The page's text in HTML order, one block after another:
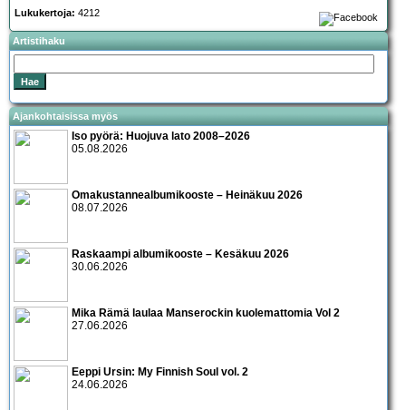
Lukukertoja: 4212
Artistihaku
Ajankohtaisissa myös
Iso pyörä: Huojuva lato 2008–2026
05.08.2026
Omakustannealbumikooste – Heinäkuu 2026
08.07.2026
Raskaampi albumikooste – Kesäkuu 2026
30.06.2026
Mika Rämä laulaa Manserockin kuolemattomia Vol 2
27.06.2026
Eeppi Ursin: My Finnish Soul vol. 2
24.06.2026